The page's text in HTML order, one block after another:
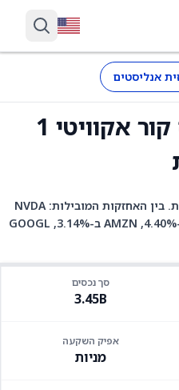
אנליסטים
דימנסיונאל יו אס קור אקוויטי 1
DCOR היא קרן סל עם 2,388 אחזקות. בין האחזקות המובילות: NVDA
ב-6.13%, AAPL ב-5.59%, MSFT ב-4.40%, AMZN ב-3.14%, GOOGL
סך נכסים
3.45B
אפיק השקעה
מניות